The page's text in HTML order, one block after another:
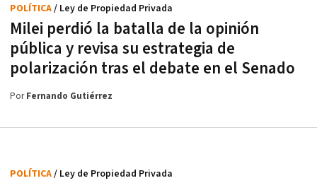
Milei perdió la batalla de la opinión
pública y revisa su estrategia de
polarización tras el debate en el Senado
POLÍTICA/ Ley de Propiedad Privada
PorFernando Gutiérrez
POLÍTICA/ Ley de Propiedad Privada